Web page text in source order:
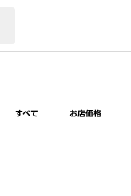
すべて お店価格